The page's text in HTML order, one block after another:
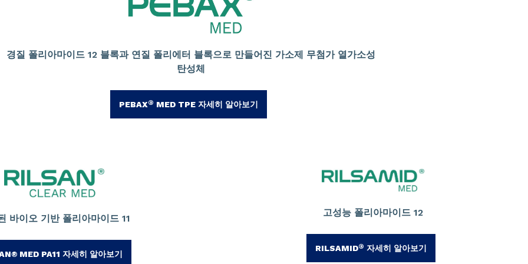
경질 폴리아마이드 12 블록과 연질 폴리에터 블록으로 만들어진 가소제 무첨가 열가소성
탄성체
PEBAX® MED TPE 자세히 알아보기
바이오 기반 폴리아마이드 11
MED PA11 자세히 알아보기
고성능 폴리아마이드 12
RILSAMID® 자세히 알아보기